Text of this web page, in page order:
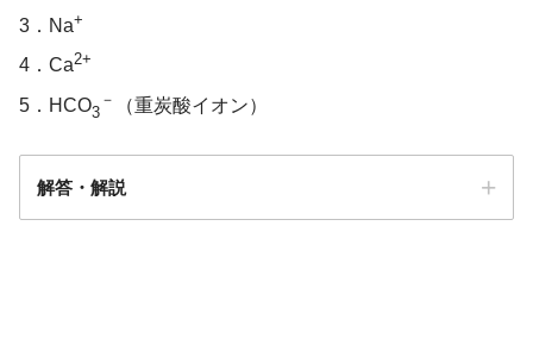
3．Na+
4．Ca2+
5．HCO3
－ （重炭酸イオン）
解答・解説